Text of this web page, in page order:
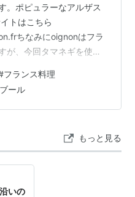
。ポピュラーなアルザス
トはこちら
ちなみにoignonはフラ
が、今回タマネギを使っ
traditionnelle aux 5
日本語にすると「伝統的
を添えて〜」です。 シュ
フランス料理
ール
もっと見る
いの